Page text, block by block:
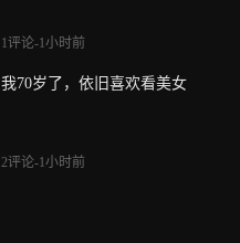
1评论-1小时前
我70岁了，依旧喜欢看美女
2评论-1小时前